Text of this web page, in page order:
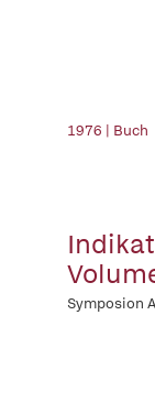
1976 | Buch
Symposion